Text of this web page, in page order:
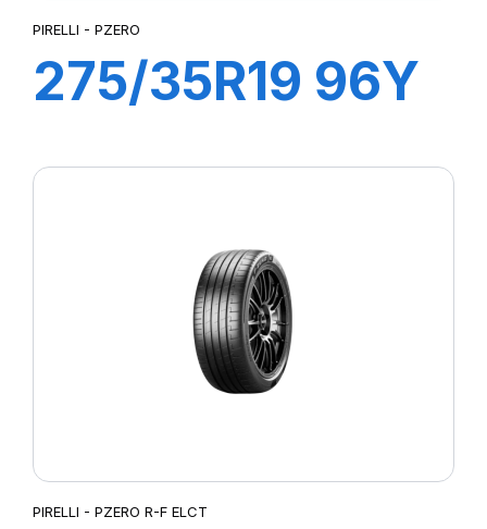
PIRELLI - PZERO
275/35R19 96Y
PIRELLI - PZERO R-F ELCT